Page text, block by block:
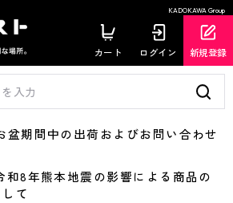
KADOKAWA Group
カート ログイン 新規登録
期間中の出荷およびお問い合わせ
8年熊本地震の影響による商品の
て